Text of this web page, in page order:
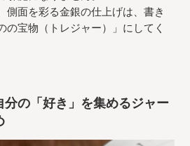
側面を彩る金銀の仕上げは、書き
の宝物（トレジャー）」にしてく
分の「好き」を集めるジャー